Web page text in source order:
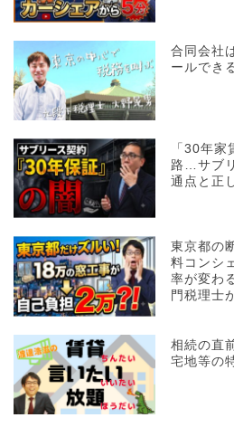
合同会社
ールでき
「30年
路…サブ
通点と正
東京都の
料コンシ
率が変わ
門税理士
相続の直
宅地等の